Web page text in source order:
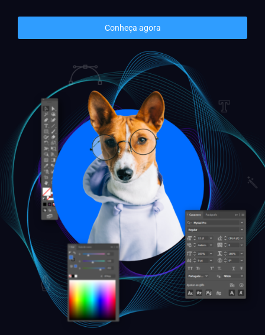
Conheça agora